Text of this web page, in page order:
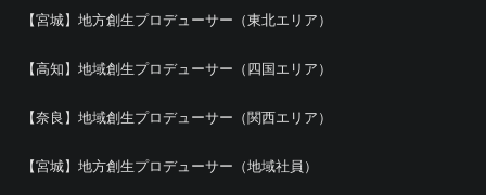
【宮城】地方創生プロデューサー（東北エリア）
【高知】地域創生プロデューサー（四国エリア）
【奈良】地域創生プロデューサー（関西エリア）
【宮城】地方創生プロデューサー（地域社員）